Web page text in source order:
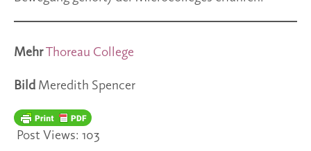
MehrThoreau College
Bild Meredith Spencer
Post Views: 103